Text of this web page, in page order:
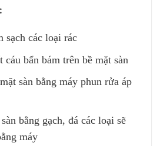
sạch các loại rác
cáu bẩn bám trên bề mặt sàn
sàn bằng máy phun rửa áp
bằng gạch, đá các loại sẽ
máy